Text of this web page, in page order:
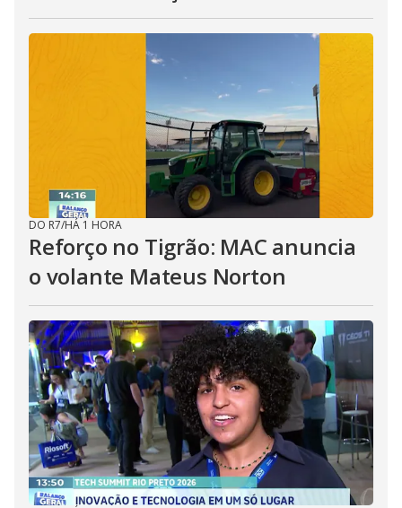
DO R7/HÁ 1 HORA
Reforço no Tigrão: MAC anuncia
o volante Mateus Norton